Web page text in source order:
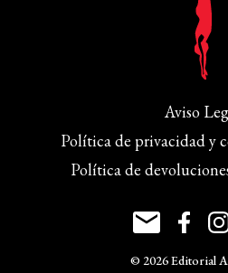
Aviso
Política de privacidad y
Política de
© 2026 Editorial